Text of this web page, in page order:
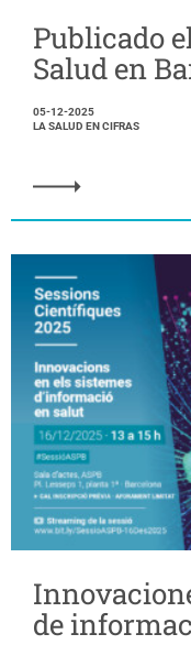
Publicado
Salud en
05-12-2025
LA SALUD EN CIFRAS
de